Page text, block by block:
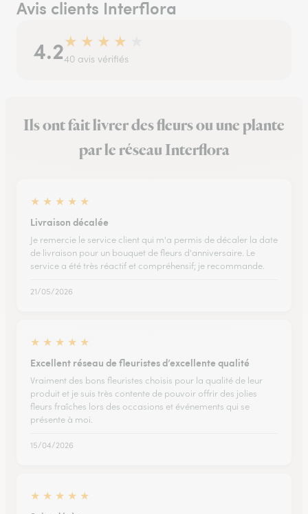
Avis clients Interflora
4.2★ ★ ★ ★
40 avis vérifiés
Ils ont fait livrer des fleurs ou une plante
par le réseau Interflora
★ ★ ★ ★ ★
Livraison décalée
Je remercie le service client qui m'a permis de décaler la date
de livraison pour un bouquet de fleurs d'anniversaire. Le
service a été très réactif et compréhensif; je recommande.
21/05/2026
★ ★ ★ ★ ★
Excellent réseau de fleuristes d’excellente qualité
Vraiment des bons fleuristes choisis pour la qualité de leur
produit et je suis très contente de pouvoir offrir des jolies
fleurs fraîches lors des occasions et événements qui se
présente à moi.
15/04/2026
★ ★ ★ ★ ★